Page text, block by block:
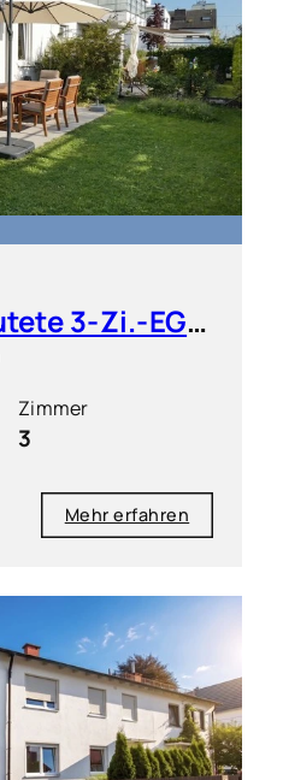
Lichtdurchflutete 3-Zi.-EG-Wohnung mit Terrasse und Gartenanteil
Zimmer
3
Mehr erfahren